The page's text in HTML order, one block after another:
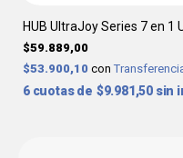
HUB UltraJoy Series 7 en 1
$59.889,00
$53.900,10 con
6 $9.981,50 sin